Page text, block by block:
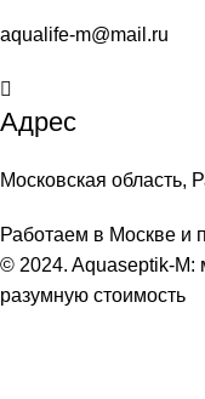
aqualife-m@mail.ru
Адрес
Московская область,
Работаем в Москве и
© 2024. Aquaseptik-M:
разумную стоимость